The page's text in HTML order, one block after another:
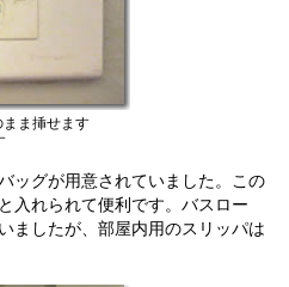
ま挿せます
ッグが用意されていました。この
入れられて便利です。バスロー
ましたが、部屋内用のスリッパは